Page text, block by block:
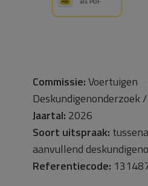
Commissie:Voertuigen
Deskundigenonderzoek
Jaartal: 2026
Soort uitspraak:
aanvullend
Referentiecode: